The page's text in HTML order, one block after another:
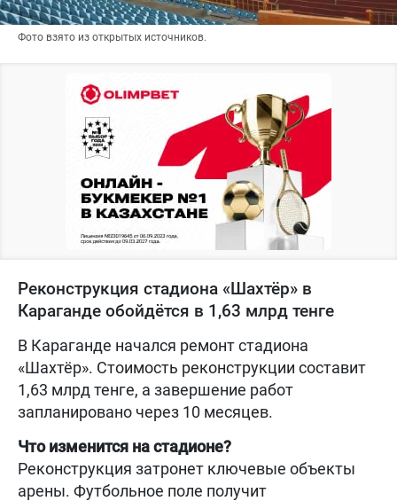
Фото взято из открытых источников.
Реконструкция стадиона «Шахтёр» в
Караганде обойдётся в 1,63 млрд тенге
В Караганде начался ремонт стадиона
«Шахтёр». Стоимость реконструкции составит
1,63 млрд тенге, а завершение работ
запланировано через 10 месяцев.
Что изменится на стадионе?
Реконструкция затронет ключевые объекты
арены. Футбольное поле получит